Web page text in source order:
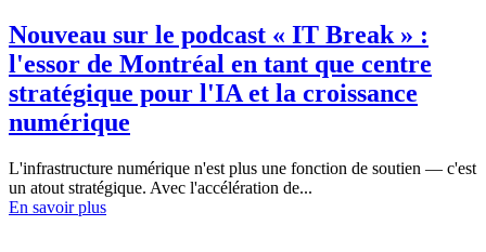
Nouveau sur le podcast « IT Break » :
l'essor de Montréal en tant que centre
stratégique pour l'IA et la croissance
numérique
L'infrastructure numérique n'est plus une fonction de soutien — c'est
un atout stratégique. Avec l'accélération de...
En savoir plus